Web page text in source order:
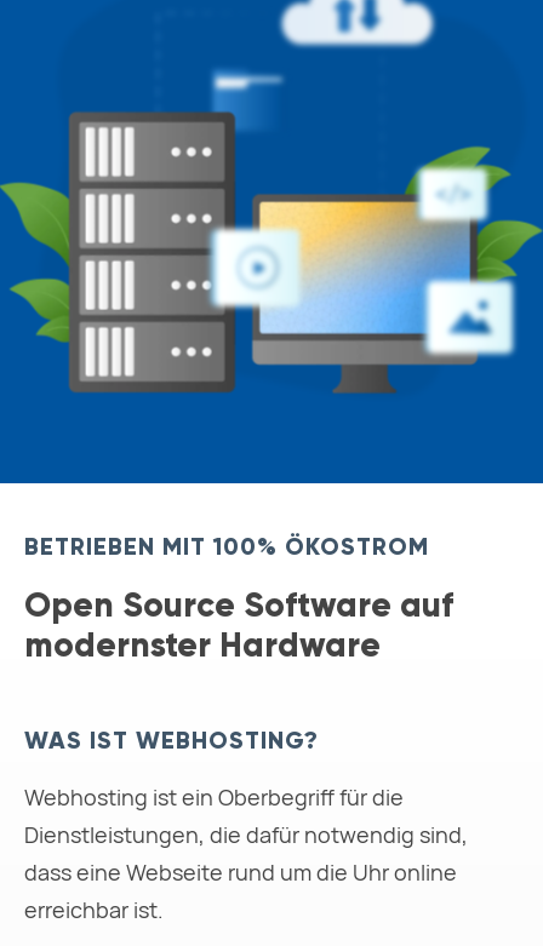
BETRIEBEN MIT 100% ÖKOSTROM
Open Source Software auf
modernster Hardware
WAS IST WEBHOSTING?
Webhosting ist ein Oberbegriff für die
Dienstleistungen, die dafür notwendig sind,
dass eine Webseite rund um die Uhr online
erreichbar ist.